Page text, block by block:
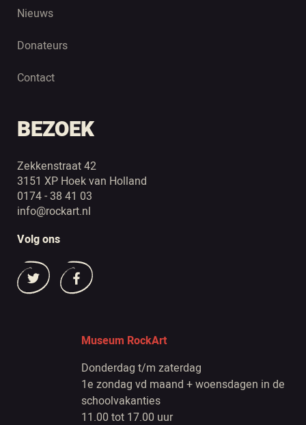
Nieuws
Donateurs
Contact
BEZOEK
Zekkenstraat 42
3151 XP Hoek van Holland
0174 - 38 41 03
info@rockart.nl
Volg ons
Museum RockArt
Donderdag t/m zaterdag
1e zondag vd maand + woensdagen in de
schoolvakanties
11.00 tot 17.00 uur